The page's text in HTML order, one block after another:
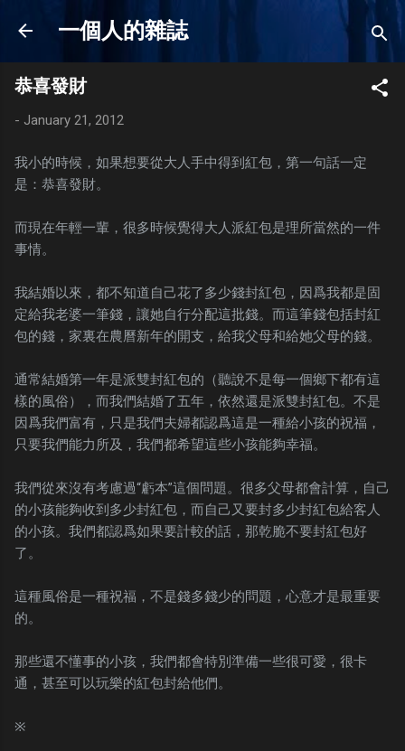
Skip to main content
一個人的雜誌
恭喜發財
- January 21, 2012
我小的時候，如果想要從大人手中得到紅包，第一句話一定
是：恭喜發財。
而現在年輕一輩，很多時候覺得大人派紅包是理所當然的一件
事情。
我結婚以來，都不知道自己花了多少錢封紅包，因爲我都是固
定給我老婆一筆錢，讓她自行分配這批錢。而這筆錢包括封紅
包的錢，家裏在農曆新年的開支，給我父母和給她父母的錢。
通常結婚第一年是派雙封紅包的（聽說不是每一個鄉下都有這
樣的風俗），而我們結婚了五年，依然還是派雙封紅包。不是
因爲我們富有，只是我們夫婦都認爲這是一種給小孩的祝福，
只要我們能力所及，我們都希望這些小孩能夠幸福。
我們從來沒有考慮過“虧本”這個問題。很多父母都會計算，自己
的小孩能夠收到多少封紅包，而自己又要封多少封紅包給客人
的小孩。我們都認爲如果要計較的話，那乾脆不要封紅包好
了。
這種風俗是一種祝福，不是錢多錢少的問題，心意才是最重要
的。
那些還不懂事的小孩，我們都會特別準備一些很可愛，很卡
通，甚至可以玩樂的紅包封給他們。
※